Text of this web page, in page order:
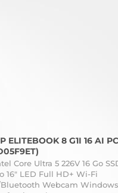
ELITEBOOK 8 G1I 16 AI PC
Core Ultra 5 226V 16 Go
16" LED Full HD+ Wi-Fi
Webcam Windows